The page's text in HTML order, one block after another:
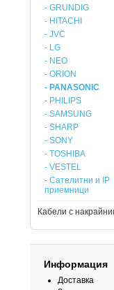
- GRUNDIG
- HITACHI
- JVC
- LG
- NEO
- ORION
- PANASONIC
- PHILIPS
- SAMSUNG
- SHARP
- SONY
- TOSHIBA
- VESTEL
- Сателитни и IP
приемници
Кабели с
Информация
Доставка